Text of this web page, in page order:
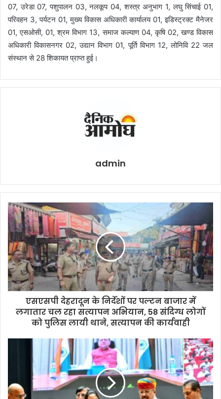
07, उरेडा 07, पशुपालन 03, नलकूप 04, शस्त्र अनुभाग 1, लघु सिंचाई 01,
परिवहन 3, पर्यटन 01, मुख्य विकास अधिकारी कार्यालय 01, इडिस्ट्रक्ट मैनेजर
01, एसओसी, 01, श्रम विभाग 13, समाज कल्याण 04, कृषि 02, खण्ड विकास
अधिकारी विकासनगर 02, उद्यान विभाग 01, पूर्ति विभाग 12, लोनिवि 22 जल
संस्थान से 28 शिकायत प्राप्त हुई।
admin
एसएसपी देहरादून के निर्देशों पर पल्टन बाजार में
लगातार चल रहा सत्यापन अभियान, 58 संदिग्ध लोगों
को पुलिस लायी थाने, सत्यापन की कार्यवाही